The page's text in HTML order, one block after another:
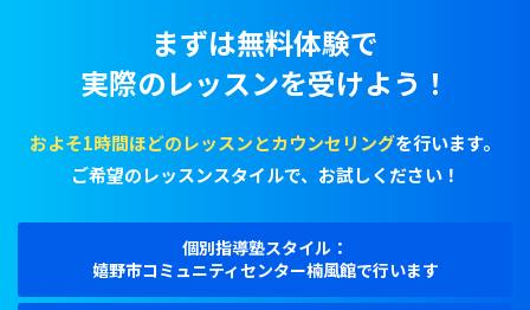
まずは無料体験で
実際のレッスンを受けよう！
およそ1時間ほどのレッスンとカウンセリングを行います。
ご希望のレッスンスタイルで、お試しください！
個別指導塾スタイル：
嬉野市コミュニティセンター楠風館で行います